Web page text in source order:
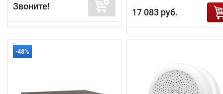
Звоните!
17 083 руб.
-48%